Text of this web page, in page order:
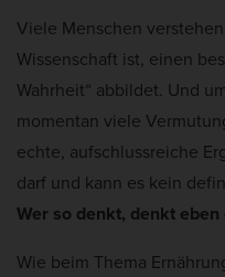
Viele Menschen
Wissenschaft ist, einen
Wahrheit“ abbildet. Und
momentan viele
echte, aufschlussreiche
darf und kann es kein
Wer so denkt, denkt eben
Wie beim Thema
Externe Medien (2)
Inhalte von Videoplattformen
standardmäßig blockiert. Wenn
mehr.
Cookie-